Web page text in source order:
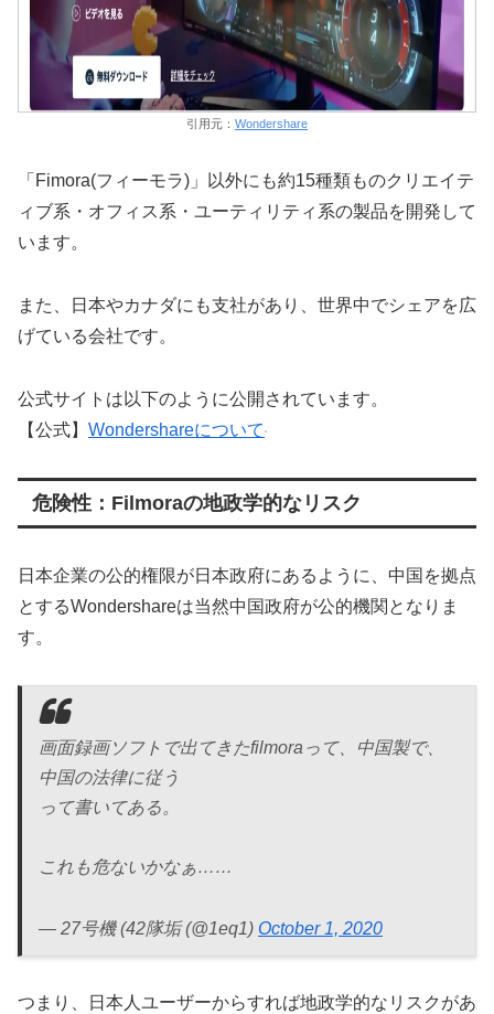
引用元： Wondershare
「Fimora(フィーモラ)」以外にも約15種類ものクリエイテ
ィブ系・オフィス系・ユーティリティ系の製品を開発して
います。
また、日本やカナダにも支社があり、世界中でシェアを広
げている会社です。
公式サイトは以下のように公開されています。
【公式】 Wondershareについて
危険性：Filmoraの地政学的なリスク
日本企業の公的権限が日本政府にあるように、中国を拠点
とするWondershareは当然中国政府が公的機関となりま
す。
画面録画ソフトで出てきたfilmoraって、中国製で、
中国の法律に従う
って書いてある。
これも危ないかなぁ……
— 27号機 (42隊垢 (@1eq1) October 1, 2020
つまり、日本人ユーザーからすれば地政学的なリスクがあ